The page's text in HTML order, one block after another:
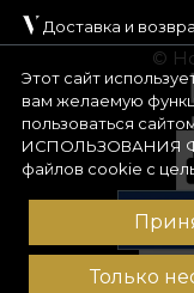
Этот сайт
вам желаемую
пользоваться
ИСПОЛЬЗОВАНИЯ
файлов cookie с
Только
Доставка и
©